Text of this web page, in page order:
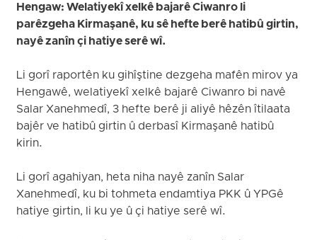
Hengaw: Welatiyekî xelkê bajarê Ciwanro li
parêzgeha Kirmaşanê, ku sê hefte berê hatibû girtin,
nayê zanîn çi hatiye serê wî.
Li gorî raportên ku gihîştine dezgeha mafên mirov ya
Hengawê, welatiyekî xelkê bajarê Ciwanro bi navê
Salar Xanehmedî, 3 hefte berê ji aliyê hêzên îtilaata
bajêr ve hatibû girtin û derbasî Kirmaşanê hatibû
kirin.
Li gorî agahiyan, heta niha nayê zanîn Salar
Xanehmedî, ku bi tohmeta endamtiya PKK û YPGê
hatiye girtin, li ku ye û çi hatiye serê wî.